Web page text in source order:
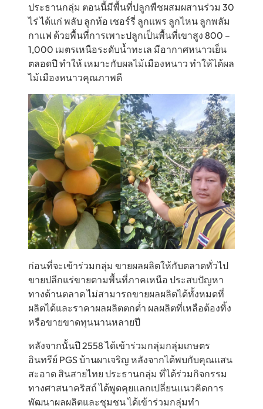
ประธานกลุ่ม ตอนนี้มีพื้นที่ปลูกพืชผสมผสานร่วม 30
ไร่ ได้แก่ พลับ ลูกท้อ เชอร์รี่ ลูกแพร ลูกไหน ลูกพลัม
กาแฟ ด้วยพื้นที่การเพาะปลูกเป็นพื้นที่เขาสูง 800 –
1,000 เมตรเหนือระดับน้ำทะเล มีอากาศหนาวเย็น
ตลอดปี ทำให้ เหมาะกับผลไม้เมืองหนาว ทำให้ได้ผล
ไม้เมืองหนาวคุณภาพดี
ก่อนที่จะเข้าร่วมกลุ่ม ขายผลผลิตให้กับตลาดทั่วไป
ขายปลีกแร่ขายตามพื้นที่ภาคเหนือ ประสบปัญหา
ทางด้านตลาด ไม่สามารถขายผลผลิตได้ทั้งหมดที่
ผลิตได้และราคาผลผลิตตกต่ำ ผลผลิตที่เหลือต้องทิ้ง
หรือขายขาดทุนนานหลายปี
หลังจากนั้นปี 2558 ได้เข้าร่วมกลุ่มกลุ่มเกษตร
อินทรีย์ PGS บ้านผาเจริญ หลังจากได้พบกับคุณแสน
สะอาด สินสายไทย ประธานกลุ่ม ที่ได้ร่วมกิจกรรม
ทางศาสนาคริสถ์ ได้พูดคุยแลกเปลี่ยนแนวคิดการ
พัฒนาผลผลิตและชุมชน ได้เข้าร่วมกลุ่มทำ